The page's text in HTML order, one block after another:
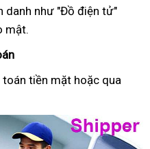
danh như "Đồ điện tử"
mật.
toán tiền mặt hoặc qua